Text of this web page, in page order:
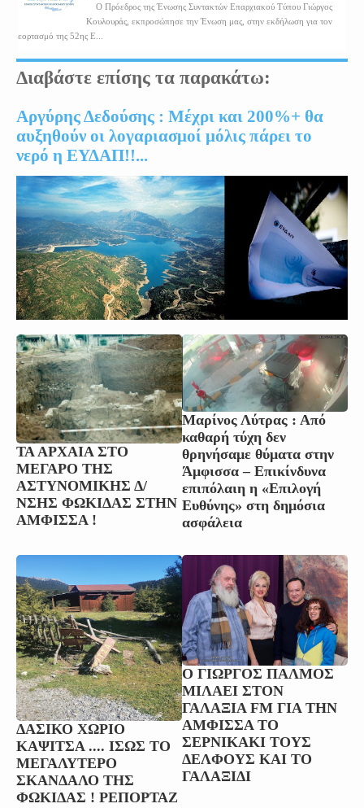
Ο Πρόεδρος της Ένωσης Συντακτών Επαρχιακού Τύπου Γιώργος
Κουλουράς, εκπροσώπησε την Ένωση μας, στην εκδήλωση για τον
εορτασμό της 52ης Ε...
Διαβάστε επίσης τα παρακάτω:
Αργύρης Δεδούσης : Mέχρι και 200%+ θα
αυξηθούν οι λογαριασμοί μόλις πάρει το
νερό η ΕΥΔΑΠ!!...
ΤΑ ΑΡΧΑΙΑ ΣΤΟ
ΜΕΓΑΡΟ ΤΗΣ
ΑΣΤΥΝΟΜΙΚΗΣ Δ/
ΝΣΗΣ ΦΩΚΙΔΑΣ ΣΤΗΝ
ΑΜΦΙΣΣΑ !
Μαρίνος Λύτρας : Από
καθαρή τύχη δεν
θρηνήσαμε θύματα στην
Άμφισσα – Επικίνδυνα
επιπόλαιη η «Επιλογή
Ευθύνης» στη δημόσια
ασφάλεια
ΔΑΣΙΚΟ ΧΩΡΙΟ
ΚΑΨΙΤΣΑ .... ΙΣΩΣ ΤΟ
ΜΕΓΑΛΥΤΕΡΟ
ΣΚΑΝΔΑΛΟ ΤΗΣ
ΦΩΚΙΔΑΣ ! ΡΕΠΟΡΤΑΖ
O ΓΙΩΡΓΟΣ ΠΑΛΜΟΣ
ΜΙΛΑΕΙ ΣΤΟΝ
ΓΑΛΑΞΙΑ FM ΓΙΑ ΤΗΝ
ΑΜΦΙΣΣΑ ΤΟ
ΣΕΡΝΙΚΑΚΙ ΤΟΥΣ
ΔΕΛΦΟΥΣ ΚΑΙ ΤΟ
ΓΑΛΑΞΙΔΙ